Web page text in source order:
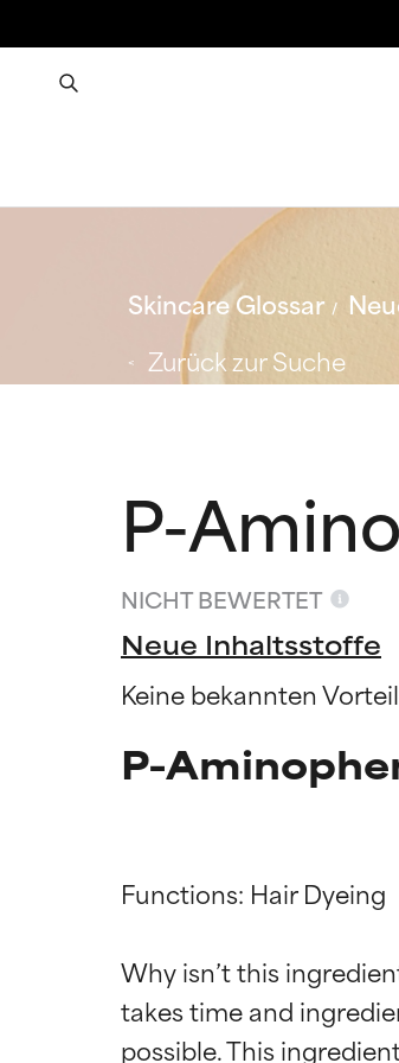
Skincare Glossar
Zurück zur Suche
P-
NICHT BEWERTET
Neue Inhaltsstoffe
Keine bekannten
P-
Functions: Hair Dyeing
Why isn’t this
takes time and